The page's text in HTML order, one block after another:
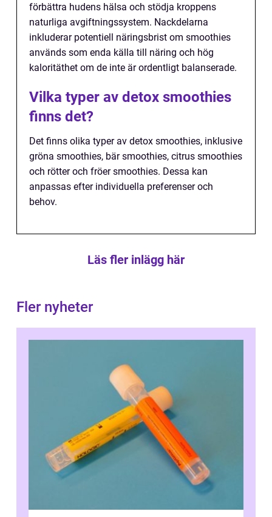
förbättra hudens hälsa och stödja kroppens
naturliga avgiftningssystem. Nackdelarna
inkluderar potentiell näringsbrist om smoothies
används som enda källa till näring och hög
kaloritäthet om de inte är ordentligt balanserade.
Vilka typer av detox smoothies
finns det?
Det finns olika typer av detox smoothies, inklusive
gröna smoothies, bär smoothies, citrus smoothies
och rötter och fröer smoothies. Dessa kan
anpassas efter individuella preferenser och
behov.
Läs fler inlägg här
Fler nyheter